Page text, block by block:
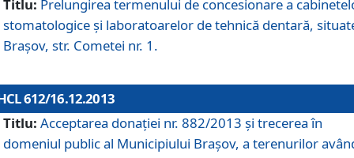
Titlu: Prelungirea termenului de concesionare a
stomatologice şi laboratoarelor de tehnică dentară,
Braşov, str. Cometei nr. 1.
612/16.12.2013
Titlu: Acceptarea donaţiei nr. 882/2013 şi trecerea în
domeniul public al Municipiului Braşov, a terenurilor